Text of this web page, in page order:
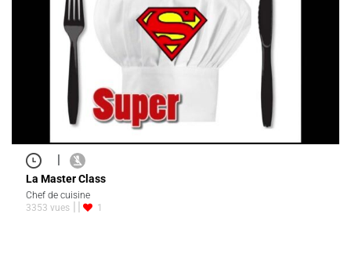
|
La Master Class
Chef de cuisine
3353 vues
1